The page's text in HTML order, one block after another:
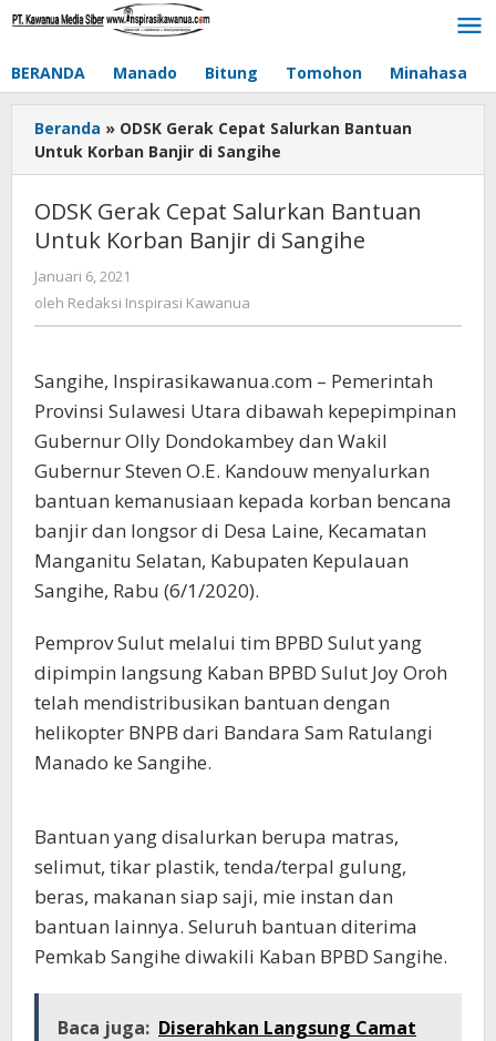
Lewati
BERANDA Manado Bitung Tomohon Minahasa
Beranda » ODSK Gerak Cepat Salurkan Bantuan
Untuk Korban Banjir di Sangihe
ODSK Gerak Cepat Salurkan Bantuan
Untuk Korban Banjir di Sangihe
Januari 6, 2021
Redaksi
Inspirasi
oleh Redaksi Inspirasi Kawanua
Sangihe, Inspirasikawanua.com – Pemerintah
Provinsi Sulawesi Utara dibawah kepepimpinan
Gubernur Olly Dondokambey dan Wakil
Gubernur Steven O.E. Kandouw menyalurkan
bantuan kemanusiaan kepada korban bencana
banjir dan longsor di Desa Laine, Kecamatan
Manganitu Selatan, Kabupaten Kepulauan
Sangihe, Rabu (6/1/2020).
Pemprov Sulut melalui tim BPBD Sulut yang
dipimpin langsung Kaban BPBD Sulut Joy Oroh
telah mendistribusikan bantuan dengan
helikopter BNPB dari Bandara Sam Ratulangi
Manado ke Sangihe.
Bantuan yang disalurkan berupa matras,
selimut, tikar plastik, tenda/terpal gulung,
beras, makanan siap saji, mie instan dan
bantuan lainnya. Seluruh bantuan diterima
Pemkab Sangihe diwakili Kaban BPBD Sangihe.
Baca juga: Diserahkan Langsung Camat